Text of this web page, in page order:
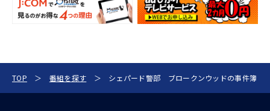
TOP 番組を探す シェパード警部 ブロークンウッドの事件簿